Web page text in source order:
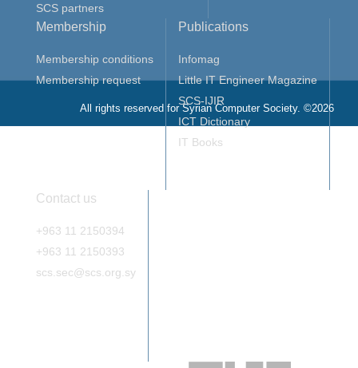
SCS partners
Membership
Membership conditions
Membership request
Publications
Infomag
Little IT Engineer Magazine
SCS-IJIR
ICT Dictionary
IT Books
Contact us
+963 11 2150394
+963 11 2150393
scs.sec@scs.org.sy
All rights reserved for Syrian Computer Society. ©2026